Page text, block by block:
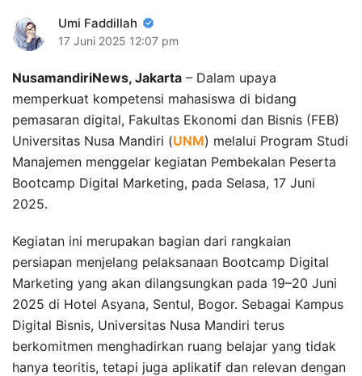
Umi Faddillah
17 Juni 2025 12:07 pm
NusamandiriNews, Jakarta – Dalam upaya
memperkuat kompetensi mahasiswa di bidang
pemasaran digital, Fakultas Ekonomi dan Bisnis (FEB)
Universitas Nusa Mandiri (UNM) melalui Program Studi
Manajemen menggelar kegiatan Pembekalan Peserta
Bootcamp Digital Marketing, pada Selasa, 17 Juni
2025.
Kegiatan ini merupakan bagian dari rangkaian
persiapan menjelang pelaksanaan Bootcamp Digital
Marketing yang akan dilangsungkan pada 19–20 Juni
2025 di Hotel Asyana, Sentul, Bogor. Sebagai Kampus
Digital Bisnis, Universitas Nusa Mandiri terus
berkomitmen menghadirkan ruang belajar yang tidak
hanya teoritis, tetapi juga aplikatif dan relevan dengan